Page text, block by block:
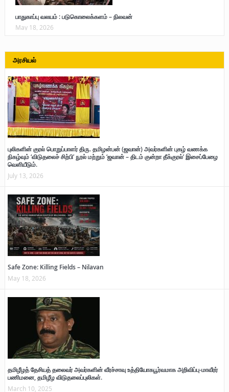
பாதுகாப்பு வலயம் : படுகொலைக்களம் – நிலவன்
May 18, 2026
அரசியல்
புலிகளின் குரல் பொறுப்பாளர் திரு. தமிழன்பன் (ஜவான்) அவர்களின் புகழ் வணக்க
நிகழ்வும் ‘விடுதலைச் சிற்பி’ நூல் மற்றும் ‘ஜவான் – திடம் குன்றா தீக்குரல்’ இசைப்பேழை
வெளியீடும்.
July 13, 2026
Safe Zone: Killing Fields – Nilavan
May 18, 2026
தமிழீழத் தேசியத் தலைவர் அவர்களின் வீரச்சாவு உத்தியோகபூர்வமாக அறிவிப்பு-மாவீரர்
பணிமனை, தமிழீழ விடுதலைப்புலிகள்.
March 10, 2025